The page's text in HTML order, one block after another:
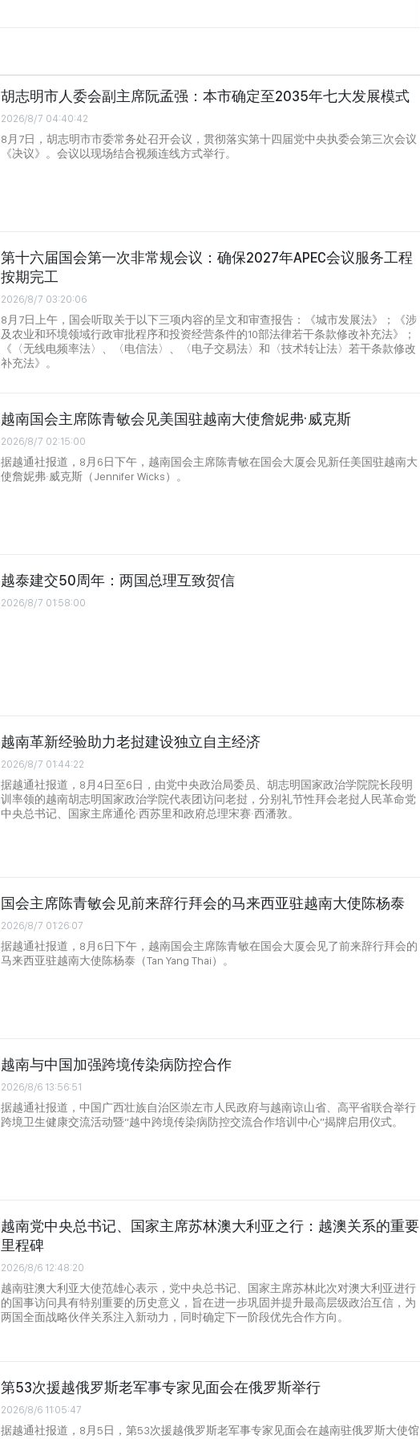
胡志明市人委会副主席阮孟强：本市确定至2035年七大发展模式
2026/8/7 04:40:42
8月7日，胡志明市市委常务处召开会议，贯彻落实第十四届党中央执委会第三次会议
《决议》。会议以现场结合视频连线方式举行。
第十六届国会第一次非常规会议：确保2027年APEC会议服务工程
按期完工
2026/8/7 03:20:06
8月7日上午，国会听取关于以下三项内容的呈文和审查报告：《城市发展法》；《涉
及农业和环境领域行政审批程序和投资经营条件的10部法律若干条款修改补充法》；
《〈无线电频率法〉、〈电信法〉、〈电子交易法〉和〈技术转让法〉若干条款修改
补充法》。
越南国会主席陈青敏会见美国驻越南大使詹妮弗·威克斯
2026/8/7 02:15:00
据越通社报道，8月6日下午，越南国会主席陈青敏在国会大厦会见新任美国驻越南大
使詹妮弗·威克斯（Jennifer Wicks）。
越泰建交50周年：两国总理互致贺信
2026/8/7 01:58:00
越南革新经验助力老挝建设独立自主经济
2026/8/7 01:44:22
据越通社报道，8月4日至6日，由党中央政治局委员、胡志明国家政治学院院长段明
训率领的越南胡志明国家政治学院代表团访问老挝，分别礼节性拜会老挝人民革命党
中央总书记、国家主席通伦·西苏里和政府总理宋赛·西潘敦。
国会主席陈青敏会见前来辞行拜会的马来西亚驻越南大使陈杨泰
2026/8/7 01:26:07
据越通社报道，8月6日下午，越南国会主席陈青敏在国会大厦会见了前来辞行拜会的
马来西亚驻越南大使陈杨泰（Tan Yang Thai）。
越南与中国加强跨境传染病防控合作
2026/8/6 13:56:51
据越通社报道，中国广西壮族自治区崇左市人民政府与越南谅山省、高平省联合举行
跨境卫生健康交流活动暨“越中跨境传染病防控交流合作培训中心”揭牌启用仪式。
越南党中央总书记、国家主席苏林澳大利亚之行：越澳关系的重要
里程碑
2026/8/6 12:48:20
越南驻澳大利亚大使范雄心表示，党中央总书记、国家主席苏林此次对澳大利亚进行
的国事访问具有特别重要的历史意义，旨在进一步巩固并提升最高层级政治互信，为
两国全面战略伙伴关系注入新动力，同时确定下一阶段优先合作方向。
第53次援越俄罗斯老军事专家见面会在俄罗斯举行
2026/8/6 11:05:47
据越通社报道，8月5日，第53次援越俄罗斯老军事专家见面会在越南驻俄罗斯大使馆